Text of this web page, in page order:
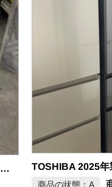
アイリスオーヤマ 2025年製 冷蔵庫 中古品販売
商品の状態：A